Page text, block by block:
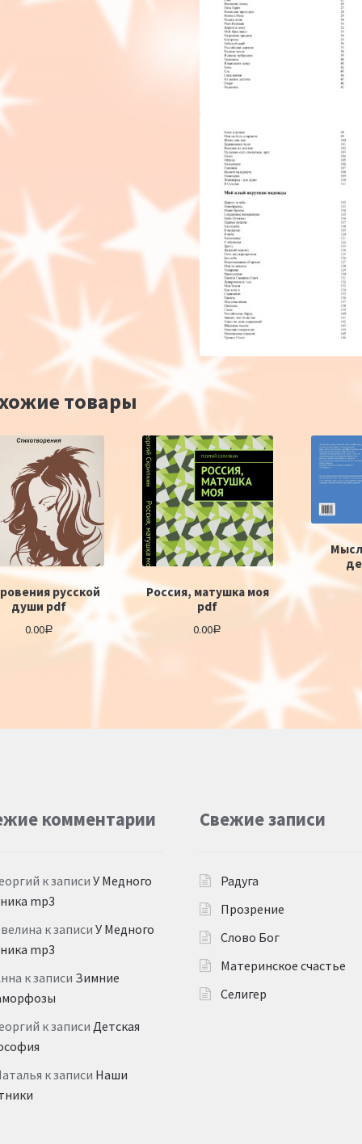
товары
русской
души pdf
0.00Р
Россия, матушка моя
pdf
0.00Р
комментарии
к записи У Медного
mp3
к записи У Медного
mp3
к записи Зимние
к записи Детская
к записи Наши
Свежие записи
Радуга
Прозрение
Слово Бог
Материнское счастье
Селигер